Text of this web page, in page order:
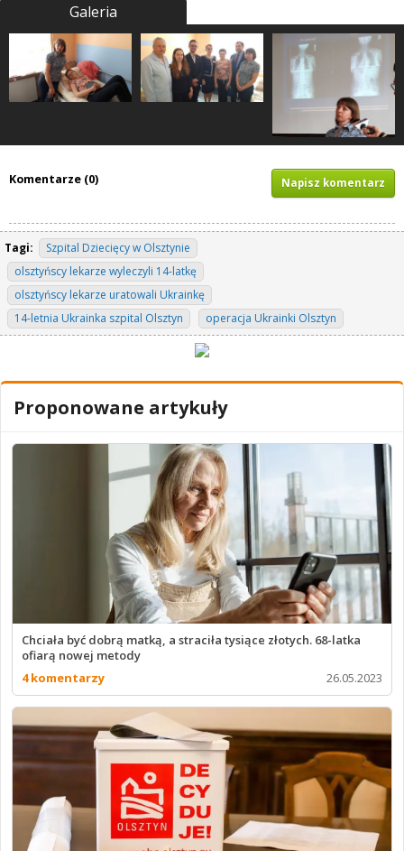
Galeria
Komentarze (0) Napisz komentarz
Tagi:
Szpital Dziecięcy w Olsztynie
olsztyńscy lekarze wyleczyli 14-latkę
olsztyńscy lekarze uratowali Ukrainkę
14-letnia Ukrainka szpital Olsztyn
operacja Ukrainki Olsztyn
Proponowane artykuły
Chciała być dobrą matką, a straciła tysiące złotych. 68-latka
ofiarą nowej metody
4 komentarzy
26.05.2023